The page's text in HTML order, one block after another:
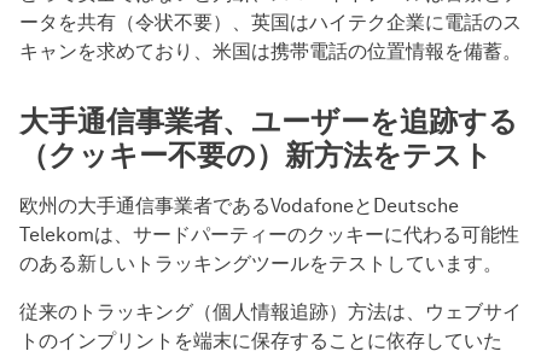
ータを共有（令状不要）、英国はハイテク企業に電話のス
キャンを求めており、米国は携帯電話の位置情報を備蓄。
大手通信事業者、ユーザーを追跡する
（クッキー不要の）新方法をテスト
欧州の大手通信事業者であるVodafoneとDeutsche
Telekomは、サードパーティーのクッキーに代わる可能性
のある新しいトラッキングツールをテストしています。
従来のトラッキング（個人情報追跡）方法は、ウェブサイ
トのインプリントを端末に保存することに依存していた